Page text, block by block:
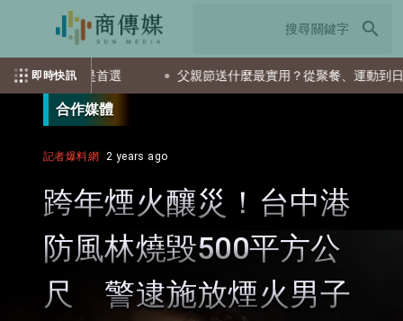
search
即時快訊
會是首選 父親節送什麼最實用？從聚餐、運動到日常營養
合作媒體
記者爆料網 2 years ago
跨年煙火釀災！台中港
防風林燒毀500平方公
尺 警逮施放煙火男子